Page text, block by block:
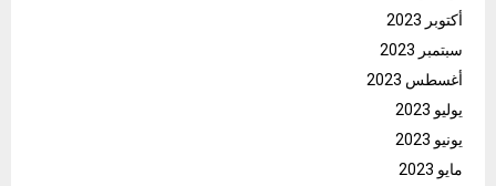
أكتوبر 2023
سبتمبر 2023
أغسطس 2023
يوليو 2023
يونيو 2023
مايو 2023